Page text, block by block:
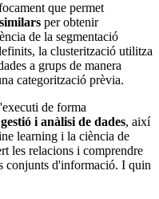
que permet
per obtenir
de la segmentació
la clusterització utilitza
a grups de manera
categorització prèvia.
de forma
i anàlisi de dades, així
learning i la ciència de
les relacions i comprendre
conjunts d'informació. I quin